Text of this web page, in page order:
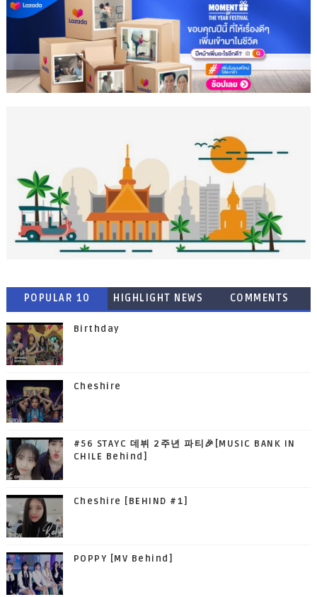
POPULAR 10 HIGHLIGHT NEWS COMMENTS
Birthday
Cheshire
#56 STAYC 데뷔 2주년 파티🎉[MUSIC BANK IN
CHILE Behind]
Cheshire [BEHIND #1]
POPPY [MV Behind]